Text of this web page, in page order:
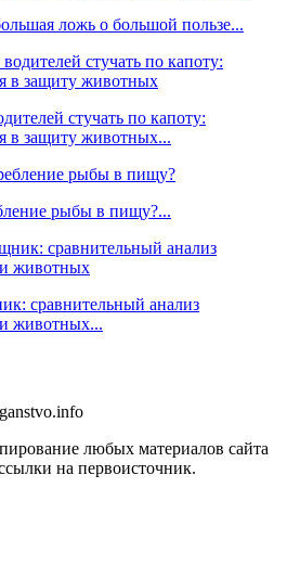
ложь о большой пользе...
стучать по капоту:
в защиту животных...
рыбы в пищу?...
сравнительный анализ
животных...
любых материалов сайта
на первоисточник.